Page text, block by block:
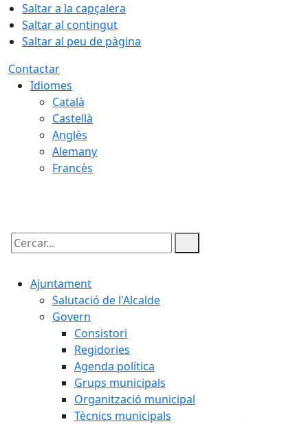
Saltar a la capçalera
Saltar al contingut
Saltar al peu de pàgina
Contactar
Idiomes
Català
Castellà
Anglès
Alemany
Francès
Cercar:
Ajuntament
Salutació de l'Alcalde
Govern
Consistori
Regidories
Agenda política
Grups municipals
Organització municipal
Tècnics municipals